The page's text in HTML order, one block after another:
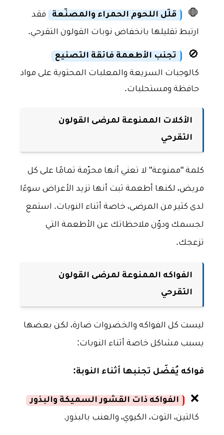
🛑 قلّل اللحوم الحمراء والمصنّعة
فقد
ارتبط تقليلها بانخفاض نوبات القولون التقرحي.
🚫
تجنب الأطعمة فائقة التصنيع
كالوجبات السريعة والمعلبات المحتوية على مواد
حافظة ومستحلبات.
الأكلات الممنوعة لمرضى القولون
التقرحي
كلمة "ممنوعة" لا تعني أنها محرّمة تمامًا على كل
مريض، لكنها أطعمة ثبت أنها تزيد الأعراض سوءًا
لدى كثير من المرضى، خاصة أثناء النوبات. استمع
لجسمك ودوّن ملاحظاتك عن الأطعمة التي
تزعجك.
الفواكه الممنوعة لمرضى القولون
التقرحي
ليست كل الفواكه والخضروات ضارة، لكن بعضها
يسبب مشاكل خاصة أثناء النوبات:
فواكه يُفضّل تجنبها أثناء النوبة:
❌
الفواكه ذات القشور السميكة والبذور
كالتين، التوت، الكيوي، والعنب بالبذور.